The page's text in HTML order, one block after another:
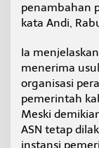
i
penambahan
kata Andi,
Ia
menerima
organisasi
pemerintah
Meski
ASN tetap
instansi